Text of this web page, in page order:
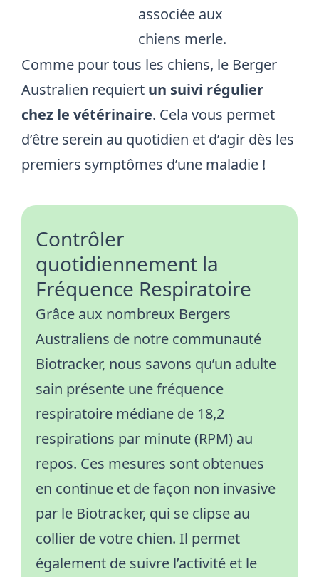
associée aux
chiens merle.
Comme pour tous les chiens, le Berger
Australien requiert un suivi régulier
chez le vétérinaire. Cela vous permet
d’être serein au quotidien et d’agir dès les
premiers symptômes d’une maladie !
Contrôler
quotidiennement la
Fréquence Respiratoire
Grâce aux nombreux Bergers
Australiens de notre communauté
Biotracker, nous savons qu’un adulte
sain présente une fréquence
respiratoire médiane de 18,2
respirations par minute (RPM) au
repos. Ces mesures sont obtenues
en continue et de façon non invasive
par le Biotracker, qui se clipse au
collier de votre chien. Il permet
également de suivre l’activité et le